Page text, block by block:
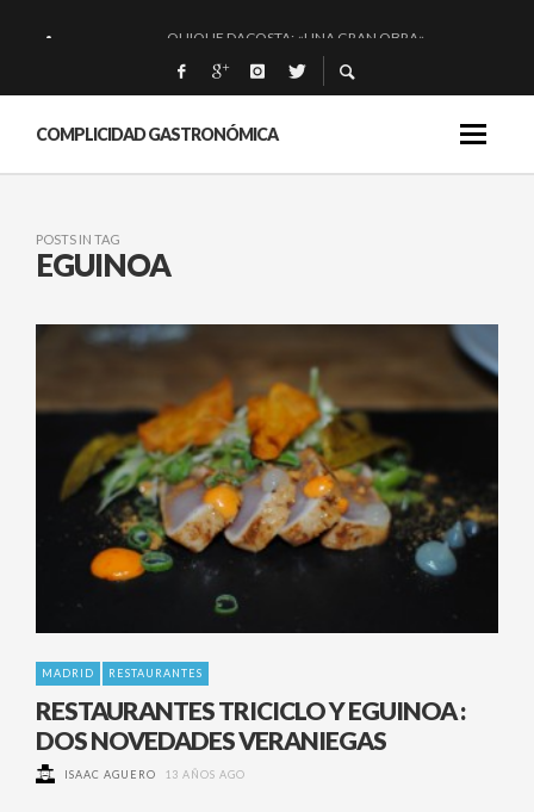
QUIQUE DACOSTA: «UNA GRAN OBRA»
EL BARUCO DE ANERO: MUCHO MÁS QUE UN BAR.
MONTIA: ESENCIAL Y BRILLANTE.
COMPLICIDAD GASTRONÓMICA
POSTS IN TAG
EGUINOA
MADRID RESTAURANTES
RESTAURANTES TRICICLO Y EGUINOA :
DOS NOVEDADES VERANIEGAS
ISAAC AGUERO 13 AÑOS AGO